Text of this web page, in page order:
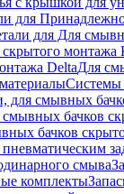
для
для Для
монтажа
DeltaДля
Системы
для смывных
смывных бачков
бачков
смыва
комплекты